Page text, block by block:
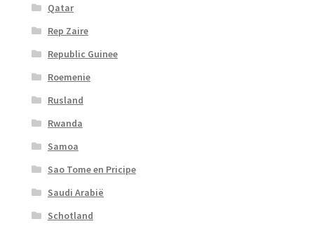
Qatar
Rep Zaire
Republic Guinee
Roemenie
Rusland
Rwanda
Samoa
Sao Tome en Pricipe
Saudi Arabië
Schotland